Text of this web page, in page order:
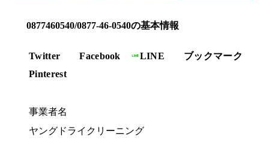
0877460540/0877-46-0540の基本情報
Twitter Facebook LINE
ブックマーク
Pinterest
事業者名
ヤングドライクリーニング